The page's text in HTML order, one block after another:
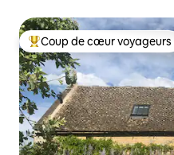
Coups de cœur voyageurs
Coup de cœur voyageurs